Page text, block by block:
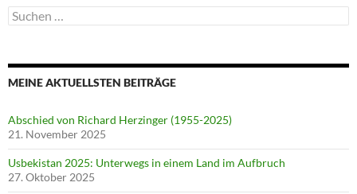
Suche
nach:
MEINE AKTUELLSTEN BEITRÄGE
Abschied von Richard Herzinger (1955-2025)
21. November 2025
Usbekistan 2025: Unterwegs in einem Land im Aufbruch
27. Oktober 2025